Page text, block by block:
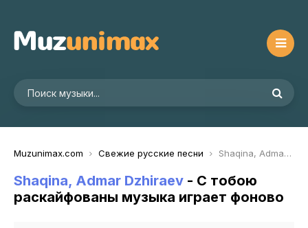
Muzunimax.com Свежие русские песни Shaqina, Admar Dzhiraev - С тобою раскайфованы музыка играет фоново
Shaqina, Admar Dzhiraev - С тобою
раскайфованы музыка играет фоново